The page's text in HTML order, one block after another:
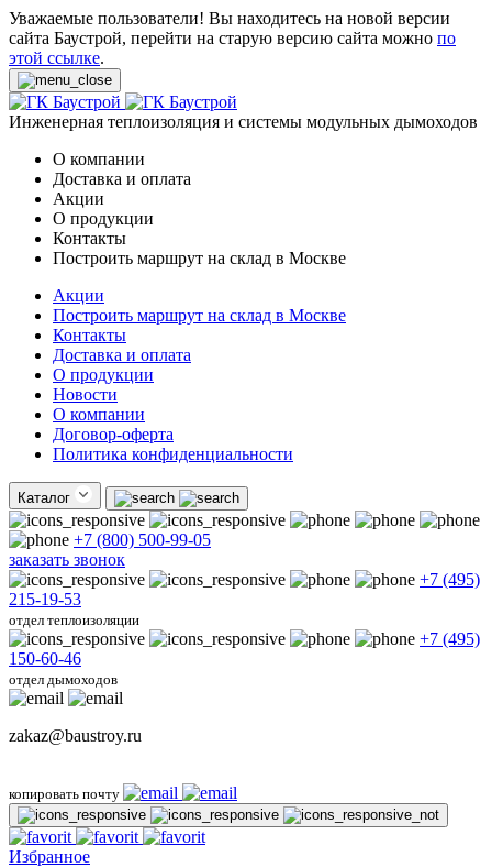
Уважаемые пользователи! Вы находитесь на новой версии
сайта Баустрой, перейти на старую версию сайта можно по
этой ссылке.
Инженерная теплоизоляция и системы модульных дымоходов
О компании
Доставка и оплата
Акции
О продукции
Контакты
Построить маршрут на склад в Москве
Акции
Построить маршрут на склад в Москве
Контакты
Доставка и оплата
О продукции
Новости
О компании
Договор-оферта
Политика конфиденциальности
Каталог
+7 (800) 500-99-05
заказать звонок
+7 (495)
215-19-53
отдел теплоизоляции
+7 (495)
150-60-46
отдел дымоходов
zakaz@baustroy.ru
копировать почту
Избранное